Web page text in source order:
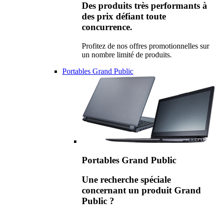
Des produits très performants à
des prix défiant toute
concurrence.
Profitez de nos offres promotionnelles sur
un nombre limité de produits.
Portables Grand Public
Portables Grand Public
Une recherche spéciale
concernant un produit Grand
Public ?